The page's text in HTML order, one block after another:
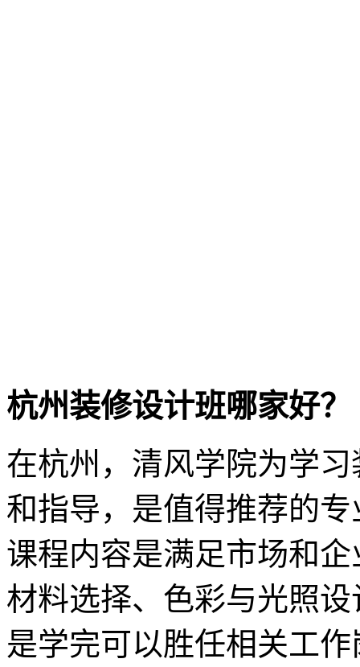
杭州装修设计班哪家好？
在杭州，清风学院为学
和指导，是值得推荐的
课程内容是满足市场和
材料选择、色彩与光照
是学完可以胜任相关工